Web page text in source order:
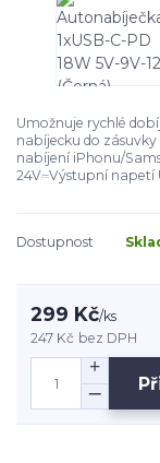
Umožnuje rychlé
nabíjecku do
nabíjení iPhonu/
24V⎓Výstupní napetí
Dostupnost
299 Kč/ks
247 Kč bez DPH